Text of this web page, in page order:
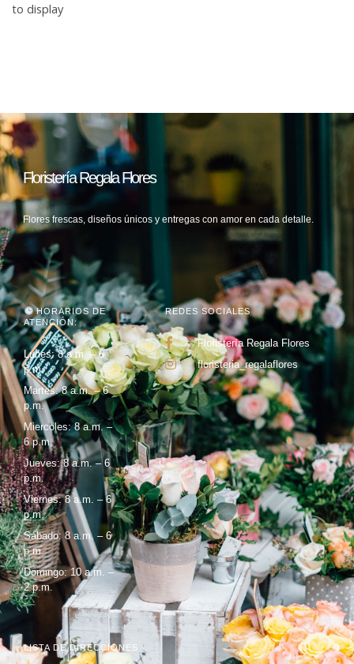
to display
LISTA DE DIRECCIONES
REDES SOCIALES
Floristería Regala Flores
floristeria_regalaflores
HORARIOS DE
ATENCIÓN:
Lunes: 8 a.m. – 6
p.m.
Martes: 8 a.m. – 6
p.m.
Miercoles: 8 a.m. –
6 p.m.
Jueves: 8 a.m. – 6
p.m.
Viernes: 8 a.m. – 6
p.m.
Sábado: 8 a.m. – 6
p.m.
Domingo: 10 a.m. –
2 p.m.
Floristería Regala Flores
Flores frescas, diseños únicos y entregas con amor en cada detalle.